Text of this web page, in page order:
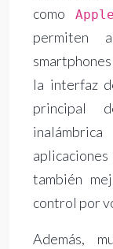
como
permiten
la interfaz
principal
también
control por
Además,